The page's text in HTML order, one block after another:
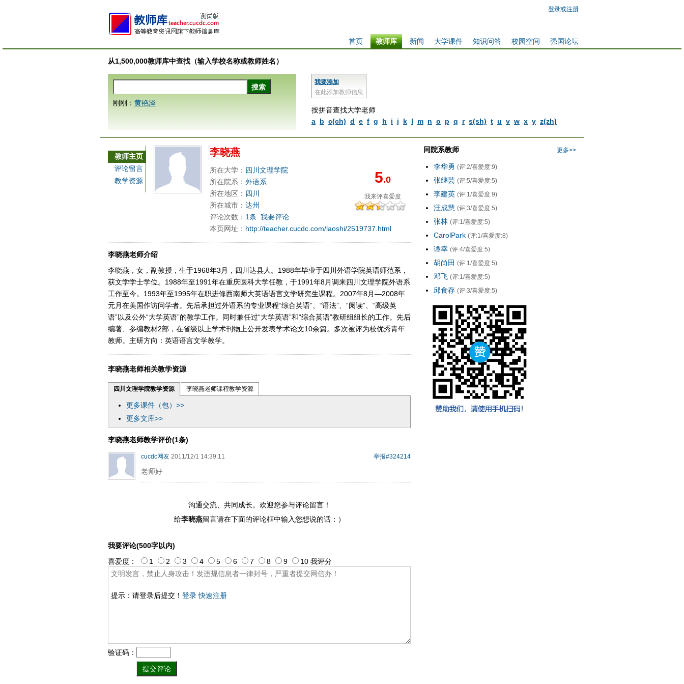
登录或注册
强国论坛
校园空间
知识问答
大学课件
新闻
教师库
首页
从1,500,000教师库中查找（输入学校名称或教师姓名）
我要添加
在此添加教师信息
按拼音查找大学老师
a b c(ch) d e f g h i j k l m n o p q r s(sh) t u v w x y z(zh)
刚刚： 黄艳泽
教师主页
评论留言
教学资源
李晓燕
5.0
我来评喜爱度
所在大学： 四川文理学院
所在院系： 外语系
所在地区： 四川
所在城市： 达州
评论次数： 1条 我要评论
本页网址： http://teacher.cucdc.com/laoshi/2519737.html
李晓燕老师介绍
李晓燕，女，副教授，生于1968年3月，四川达县人。1988年毕业于四川外语学院英语师范系，
获文学学士学位。1988年至1991年在重庆医科大学任教，于1991年8月调来四川文理学院外语系
工作至今。1993年至1995年在职进修西南师大英语语言文学研究生课程。2007年8月—2008年
元月在美国作访问学者。先后承担过外语系的专业课程“综合英语”、“语法”、“阅读”、“高级英
语”以及公外“大学英语”的教学工作。同时兼任过“大学英语”和“综合英语”教研组组长的工作。先后
编著、参编教材2部，在省级以上学术刊物上公开发表学术论文10余篇。多次被评为校优秀青年
教师。主研方向：英语语言文学教学。
李晓燕老师相关教学资源
四川文理学院教学资源 李晓燕老师课程教学资源
更多课件（包）>>
更多文库>>
李晓燕老师教学评价(1条)
举报#324214
cucdc网友 2011/12/1 14:39:11
老师好
沟通交流、共同成长。欢迎您参与评论留言！
给李晓燕留言请在下面的评论框中输入您想说的话：）
我要评论(500字以内)
提示：请登录后提交！ 登录 快速注册
喜爱度： 1 2 3 4 5 6 7 8 9 10 我评分
验证码：
更多>>
同院系教师
李华勇 (评:2/喜爱度:9)
张继芸 (评:5/喜爱度:5)
李建英 (评:1/喜爱度:9)
汪成慧 (评:3/喜爱度:5)
张林 (评:1/喜爱度:5)
CarolPark (评:1/喜爱度:8)
谭幸 (评:4/喜爱度:5)
胡尚田 (评:1/喜爱度:5)
邓飞 (评:1/喜爱度:5)
邱食存 (评:3/喜爱度:5)